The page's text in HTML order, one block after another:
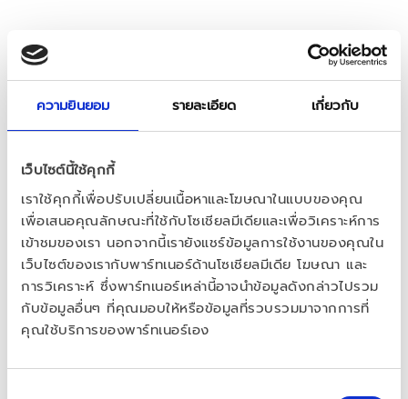
ความยินยอม รายละเอียด เกี่ยวกับ
เว็บไซต์นี้ใช้คุกกี้
เราใช้คุกกี้เพื่อปรับเปลี่ยนเนื้อหาและโฆษณาในแบบของคุณ
เพื่อเสนอคุณลักษณะที่ใช้กับโซเชียลมีเดียและเพื่อวิเคราะห์การ
เข้าชมของเรา นอกจากนี้เรายังแชร์ข้อมูลการใช้งานของคุณใน
เว็บไซต์ของเรากับพาร์ทเนอร์ด้านโซเชียลมีเดีย โฆษณา และ
การวิเคราะห์ ซึ่งพาร์ทเนอร์เหล่านี้อาจนำข้อมูลดังกล่าวไปรวม
กับข้อมูลอื่นๆ ที่คุณมอบให้หรือข้อมูลที่รวบรวมมาจากการที่
คุณใช้บริการของพาร์ทเนอร์เอง
Quentin highlights trust's impact on team
dynamics and performance, while Joanna
focuses on its importance in regulatory
practices, ensuring safety and compliance.
Their insights underscore trust as essential
for success and cohesion within Besins
Healthcare.
Watch the video to see how trustworthiness
shapes our culture and operations,
reinforcing our mission to deliver with
integrity and excellence.